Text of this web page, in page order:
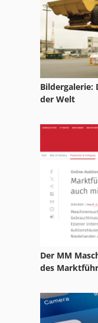
Meh 5 2 1 8 B
Nc Rundtisch
Tak 18
Tg 0701
Tisch
Tischkreissäge
Bildergalerie:
der Welt
Der MM
des